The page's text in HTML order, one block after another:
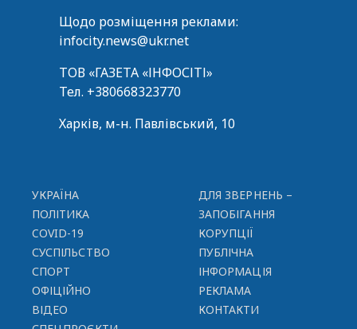
Щодо розміщення реклами:
infocity.news@ukr.net
ТОВ «ГАЗЕТА «ІНФОСІТІ»
Тел. +380668323770
Харків, м-н. Павлівський, 10
УКРАЇНА
ПОЛІТИКА
COVID-19
СУСПІЛЬСТВО
СПОРТ
ОФІЦІЙНО
ВІДЕО
ДЛЯ ЗВЕРНЕНЬ –
ЗАПОБІГАННЯ
КОРУПЦІЇ
ПУБЛІЧНА
ІНФОРМАЦІЯ
РЕКЛАМА
КОНТАКТИ